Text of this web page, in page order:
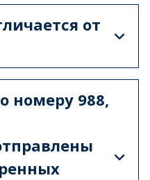
от
номеру 988,